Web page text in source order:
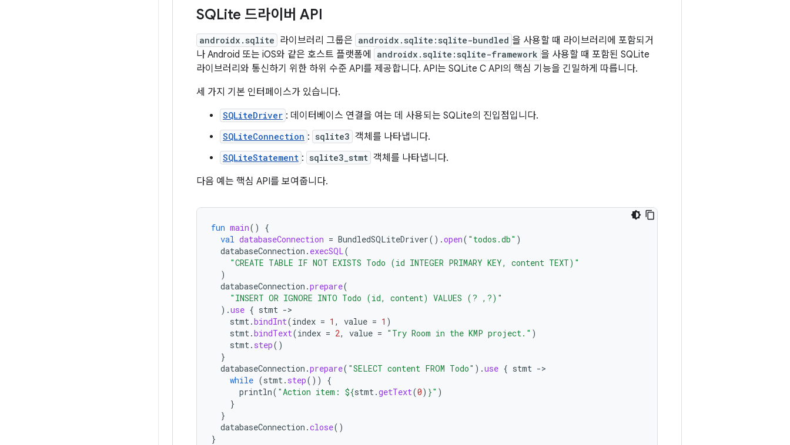
SQLite 드라이버 API
androidx.sqlite 라이브러리 그룹은 androidx.sqlite:sqlite-bundled 을 사용할 때 라이브러리에 포함되거
나 Android 또는 iOS와 같은 호스트 플랫폼에
androidx.sqlite:sqlite-framework 을 사용할 때 포함된 SQLite
라이브러리와 통신하기 위한 하위 수준 API를 제공합니다. API는 SQLite C API의 핵심 기능을 긴밀하게 따릅니다.
세 가지 기본 인터페이스가 있습니다.
SQLiteDriver : 데이터베이스 연결을 여는 데 사용되는 SQLite의 진입점입니다.
SQLiteConnection : sqlite3 객체를 나타냅니다.
SQLiteStatement : sqlite3_stmt 객체를 나타냅니다.
다음 예는 핵심 API를 보여줍니다.
fun main()
{
val databaseConnection = BundledSQLiteDriver().open( "todos.db" )
databaseConnection . execSQL(
"CREATE TABLE IF NOT EXISTS Todo (id INTEGER PRIMARY KEY, content TEXT)"
)
databaseConnection .prepare(
"INSERT OR IGNORE INTO Todo (id, content) VALUES (? ,?)"
).use { stmt -
stmt.bindInt(index = 1 , value = 1 )
stmt.bindText(index = 2, value = "Try Room in the KMP project." )
stmt. step()
}
databaseConnection .prepare( "SELECT content FROM Todo" ).use { stmt -
while (stmt. step())
{
println( "Action item: ${stmt.getText(0) }" )
}
}
databaseConnection .close()
}